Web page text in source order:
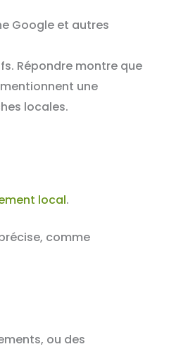
Google et autres
Répondre montre que
une
locales.
local.
comme
ou des